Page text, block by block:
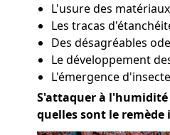
L'usure des
Les tracas
Des désagréables
Le développement
L'émergence
S'attaquer à
quelles sont le remède